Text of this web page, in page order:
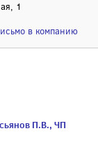
1
в компанию
П.В., ЧП